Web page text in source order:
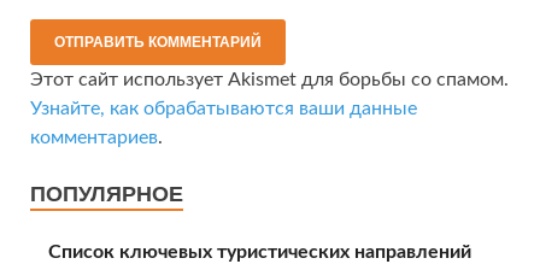
Этот сайт использует Akismet для борьбы со спамом.
Узнайте, как обрабатываются ваши данные
комментариев.
ПОПУЛЯРНОЕ
Список ключевых туристических направлений